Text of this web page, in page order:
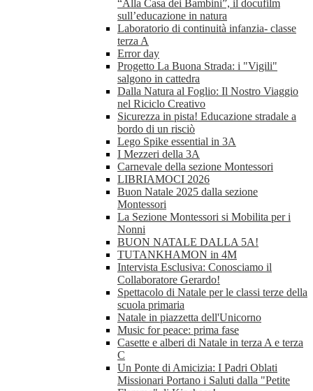
“Alla Casa dei Bambini”, il docufilm
sull’educazione in natura
Laboratorio di continuità infanzia- classe
terza A
Error day
Progetto La Buona Strada: i "Vigili"
salgono in cattedra
Dalla Natura al Foglio: Il Nostro Viaggio
nel Riciclo Creativo
Sicurezza in pista! Educazione stradale a
bordo di un risciò
Lego Spike essential in 3A
I Mezzeri della 3A
Carnevale della sezione Montessori
LIBRIAMOCI 2026
Buon Natale 2025 dalla sezione
Montessori
La Sezione Montessori si Mobilita per i
Nonni
BUON NATALE DALLA 5A!
TUTANKHAMON in 4M
Intervista Esclusiva: Conosciamo il
Collaboratore Gerardo!
Spettacolo di Natale per le classi terze della
scuola primaria
Natale in piazzetta dell'Unicorno
Music for peace: prima fase
Casette e alberi di Natale in terza A e terza
C
Un Ponte di Amicizia: I Padri Oblati
Missionari Portano i Saluti dalla "Petite